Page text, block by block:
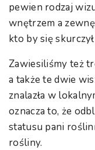
pewien rodzaj
wnętrzem a
kto by się
Zawiesiliśmy też
a także te dwie
znalazła w
oznacza to, że
statusu pani
rośliny.